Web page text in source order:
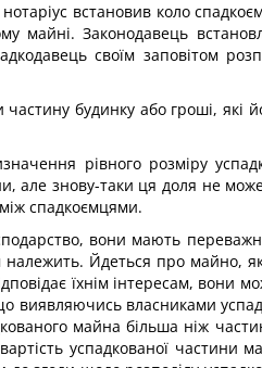
встановив коло
майні. Законодавець
своїм заповітом
будинку або гроші, які
рівного розміру
але знову-таки ця доля не
спадкоємцями.
вони мають
Йдеться про майно,
їхнім інтересам, вони
виявляючись власниками
майна більша ніж
успадкованої частини